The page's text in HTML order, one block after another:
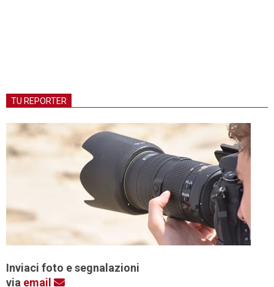
TU REPORTER
Inviaci foto e segnalazioni
via email